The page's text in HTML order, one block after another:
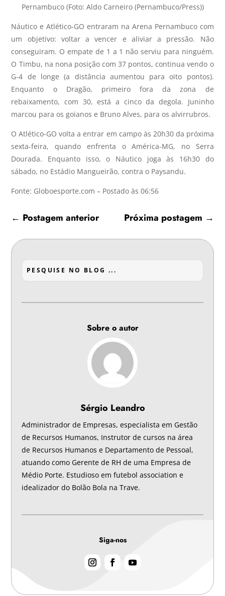
Pernambuco (Foto: Aldo Carneiro (Pernambuco/Press))
Náutico e Atlético-GO entraram na Arena Pernambuco com
um objetivo: voltar a vencer e aliviar a pressão. Não
conseguiram. O empate de 1 a 1 não serviu para ninguém.
O Timbu, na nona posição com 37 pontos, continua vendo o
G-4 de longe (a distância aumentou para oito pontos).
Enquanto o Dragão, primeiro fora da zona de
rebaixamento, com 30, está a cinco da degola. Juninho
marcou para os goianos e Bruno Alves, para os alvirrubros.
O Atlético-GO volta a entrar em campo às 20h30 da próxima
sexta-feira, quando enfrenta o América-MG, no Serra
Dourada. Enquanto isso, o Náutico joga às 16h30 do
sábado, no Estádio Mangueirão, contra o Paysandu.
Fonte: Globoesporte.com – Postado às 06:56
← Postagem anterior Próxima postagem →
Sobre o autor
Sérgio Leandro
Administrador de Empresas, especialista em Gestão
de Recursos Humanos, Instrutor de cursos na área
de Recursos Humanos e Departamento de Pessoal,
atuando como Gerente de RH de uma Empresa de
Médio Porte. Estudioso em futebol association e
idealizador do Bolão Bola na Trave.
Siga-nos